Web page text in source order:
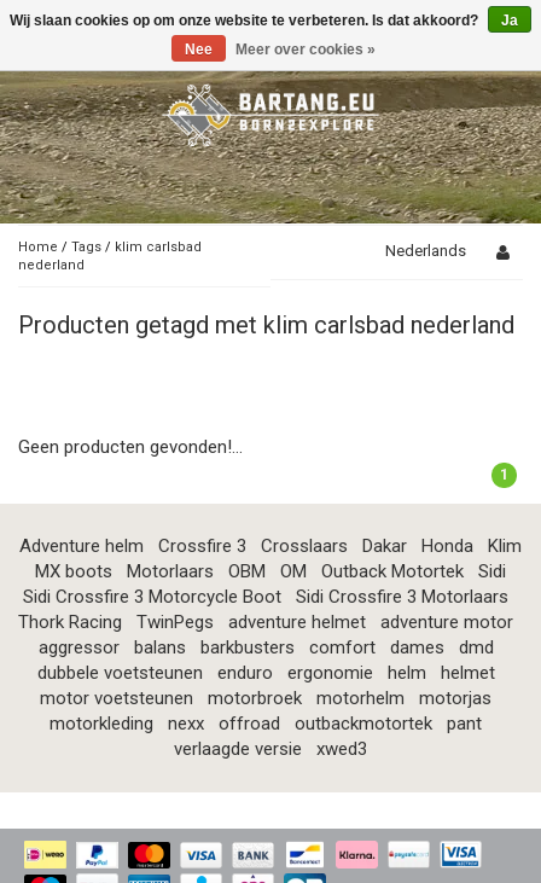
Toggle
Home / Tags / klim carlsbad
nederland
Nederlands
Producten getagd met klim carlsbad nederland
Geen producten gevonden!...
1
Adventure helm Crossfire 3 Crosslaars Dakar Honda
Klim
MX boots
Motorlaars OBM OM Outback Motortek
Sidi
Sidi Crossfire 3 Motorcycle Boot
Sidi Crossfire 3 Motorlaars
Thork Racing
TwinPegs adventure helmet
adventure motor
aggressor
balans barkbusters comfort dames
dmd
dubbele voetsteunen
enduro ergonomie helm
helmet
motor voetsteunen
motorbroek motorhelm
motorjas
motorkleding
nexx offroad outbackmotortek
pant
verlaagde versie
xwed3
Wij slaan cookies op om onze website te verbeteren. Is dat akkoord?
Ja
Nee
Meer over cookies »